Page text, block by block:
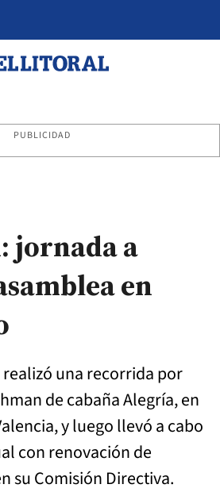
PUBLICIDAD
jornada a
en
realizó una recorrida por
de cabaña Alegría, en
y luego llevó a cabo
con renovación de
su Comisión Directiva.